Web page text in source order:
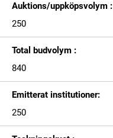
Auktions/uppköpsvolym :
250
Total budvolym :
840
Emitterat institutioner:
250